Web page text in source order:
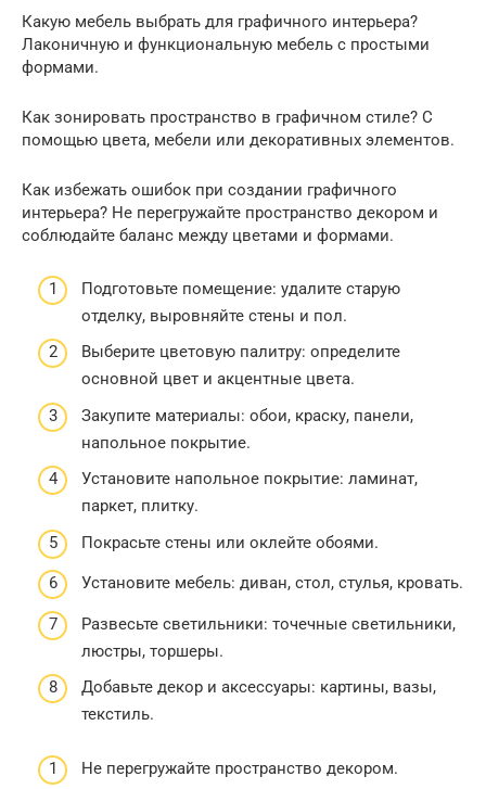
Какую мебель выбрать для графичного интерьера?
Лаконичную и функциональную мебель с простыми
формами.
Как зонировать пространство в графичном стиле? С
помощью цвета, мебели или декоративных элементов.
Как избежать ошибок при создании графичного
интерьера? Не перегружайте пространство декором и
соблюдайте баланс между цветами и формами.
Подготовьте помещение: удалите старую
отделку, выровняйте стены и пол.
Выберите цветовую палитру: определите
основной цвет и акцентные цвета.
Закупите материалы: обои, краску, панели,
напольное покрытие.
Установите напольное покрытие: ламинат,
паркет, плитку.
Покрасьте стены или оклейте обоями.
Установите мебель: диван, стол, стулья, кровать.
Развесьте светильники: точечные светильники,
люстры, торшеры.
Добавьте декор и аксессуары: картины, вазы,
текстиль.
Не перегружайте пространство декором.